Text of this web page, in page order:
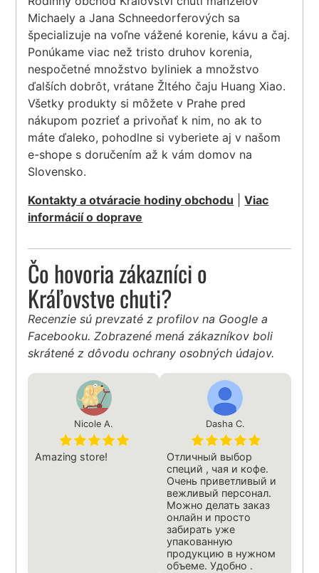
Michaely a Jana Schneedorferových sa
špecializuje na voľne vážené korenie, kávu a čaj.
Ponúkame viac než tristo druhov korenia,
nespočetné množstvo byliniek a množstvo
ďalších dobrôt, vrátane Žltého čaju Huang Xiao.
Všetky produkty si môžete v Prahe pred
nákupom pozrieť a privoňať k nim, no ak to
máte ďaleko, pohodlne si vyberiete aj v našom
e-shope s doručením až k vám domov na
Slovensko.
Kontakty a otváracie hodiny obchodu |Viac
informácií o doprave
Čo hovoria zákazníci o
Kráľovstve chuti?
Recenzie sú prevzaté z profilov na Google a
Facebooku. Zobrazené mená zákazníkov boli
skrátené z dôvodu ochrany osobných údajov.
Nicole A.
Amazing store!
Dasha C.
Отличный выбор
специй , чая и кофе.
Очень приветливый и
вежливый персонал.
Можно делать заказ
онлайн и просто
забирать уже
упакованную
продукцию в нужном
объеме. Удобно .